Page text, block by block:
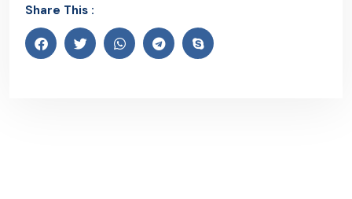
Share This :